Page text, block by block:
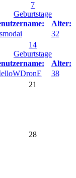
7
Geburtstage
Alter:
32
14
Geburtstage
Alter:
38
21
28